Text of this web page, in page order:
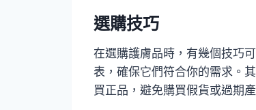
選購技巧
在選購護膚品時，有幾個技巧
表，確保它們符合你的需求。
買正品，避免購買假貨或過期